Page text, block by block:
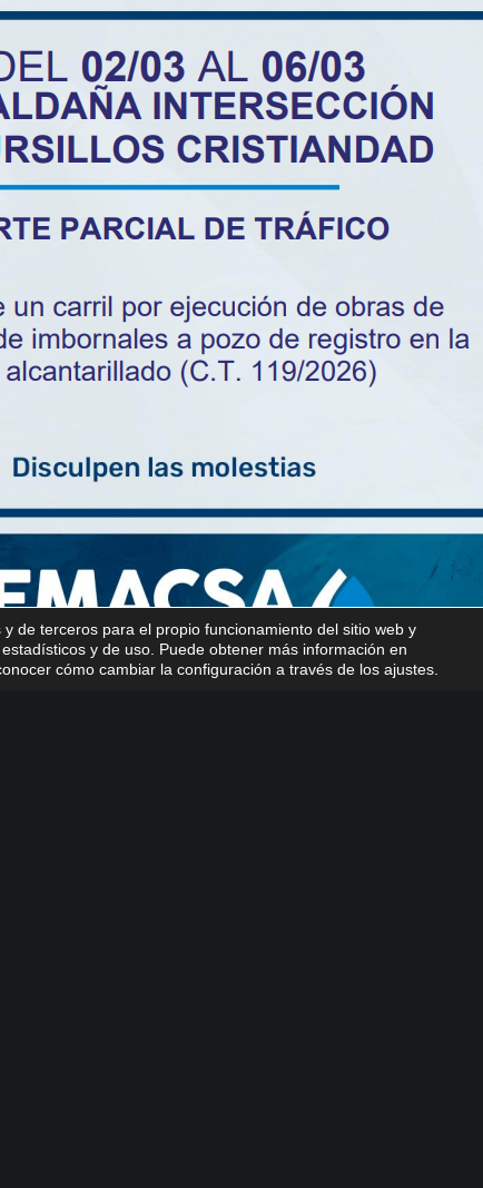
de terceros para el propio funcionamiento del sitio web y
y de uso. Puede obtener más información en
cómo cambiar la configuración a través de los ajustes